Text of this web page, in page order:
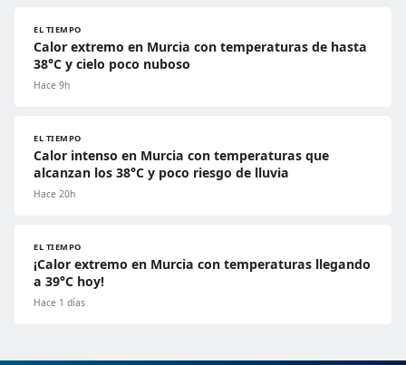
EL TIEMPO
Calor extremo en Murcia con temperaturas de hasta
38°C y cielo poco nuboso
Hace 9h
EL TIEMPO
Calor intenso en Murcia con temperaturas que
alcanzan los 38°C y poco riesgo de lluvia
Hace 20h
EL TIEMPO
¡Calor extremo en Murcia con temperaturas llegando
a 39°C hoy!
Hace 1 días